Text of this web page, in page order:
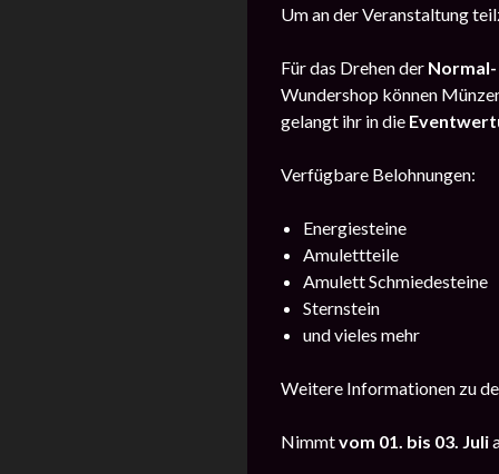
Um an der Veranstaltung
Für das Drehen der
Wundershop können
gelangt ihr in die
Verfügbare Belohnungen:
Energiesteine
Amulettteile
Amulett Schmiedesteine
Sternstein
und vieles mehr
Weitere Informationen zu
Nimmtvom 01. bis 03. Juli